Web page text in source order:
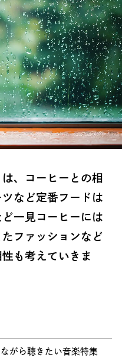
、コーヒーとの相
など定番フードは
一見コーヒーには
ファッションなど
も考えていきま
がら聴きたい音楽特集